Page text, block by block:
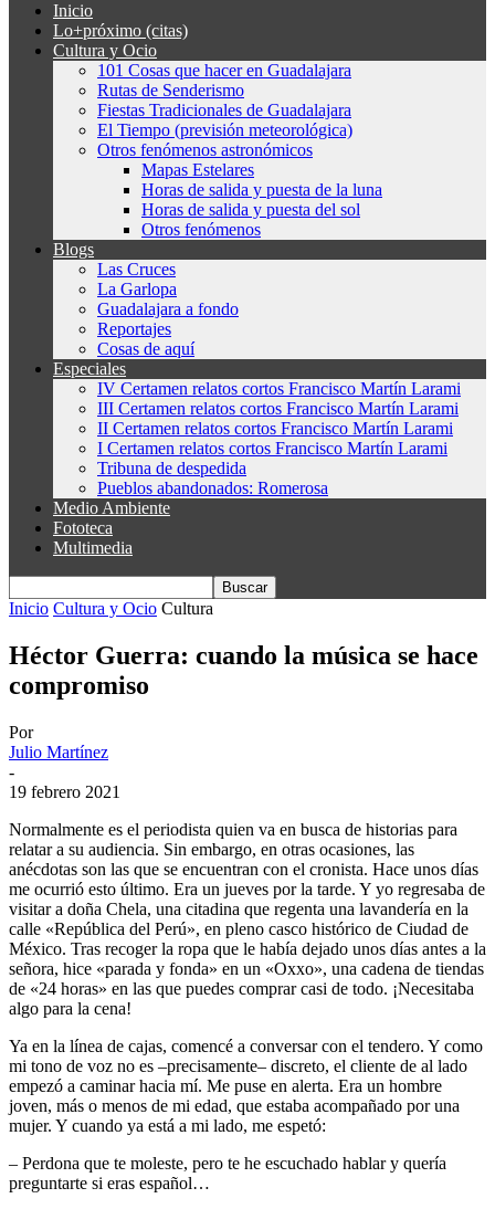
Inicio
Lo+próximo (citas)
Cultura y Ocio
101 Cosas que hacer en Guadalajara
Rutas de Senderismo
Fiestas Tradicionales de Guadalajara
El Tiempo (previsión meteorológica)
Otros fenómenos astronómicos
Mapas Estelares
Horas de salida y puesta de la luna
Horas de salida y puesta del sol
Otros fenómenos
Blogs
Las Cruces
La Garlopa
Guadalajara a fondo
Reportajes
Cosas de aquí
Especiales
IV Certamen relatos cortos Francisco Martín Larami
III Certamen relatos cortos Francisco Martín Larami
II Certamen relatos cortos Francisco Martín Larami
I Certamen relatos cortos Francisco Martín Larami
Tribuna de despedida
Pueblos abandonados: Romerosa
Medio Ambiente
Fototeca
Multimedia
Inicio Cultura y Ocio Cultura
Héctor Guerra: cuando la música se hace
compromiso
Por
Julio Martínez
-
19 febrero 2021
Normalmente es el periodista quien va en busca de historias para
relatar a su audiencia. Sin embargo, en otras ocasiones, las
anécdotas son las que se encuentran con el cronista. Hace unos días
me ocurrió esto último. Era un jueves por la tarde. Y yo regresaba de
visitar a doña Chela, una citadina que regenta una lavandería en la
calle «República del Perú», en pleno casco histórico de Ciudad de
México. Tras recoger la ropa que le había dejado unos días antes a la
señora, hice «parada y fonda» en un «Oxxo», una cadena de tiendas
de «24 horas» en las que puedes comprar casi de todo. ¡Necesitaba
algo para la cena!
Ya en la línea de cajas, comencé a conversar con el tendero. Y como
mi tono de voz no es –precisamente– discreto, el cliente de al lado
empezó a caminar hacia mí. Me puse en alerta. Era un hombre
joven, más o menos de mi edad, que estaba acompañado por una
mujer. Y cuando ya está a mi lado, me espetó:
– Perdona que te moleste, pero te he escuchado hablar y quería
preguntarte si eras español…